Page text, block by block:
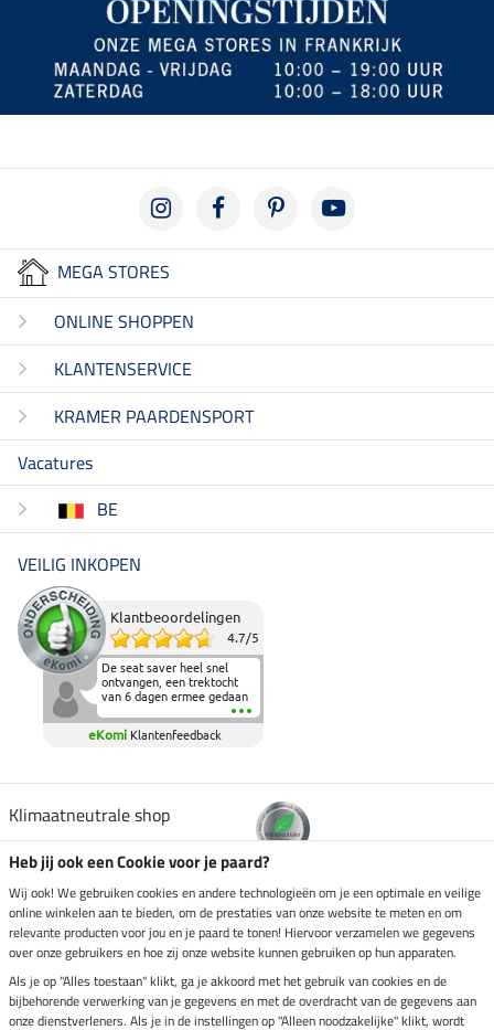
MEGA STORES
ONLINE SHOPPEN
KLANTENSERVICE
KRAMER PAARDENSPORT
Vacatures
BE
VEILIG INKOPEN
Klantbeoordelingen
4.7/5
De seat saver heel snel
ontvangen, een trektocht
van 6 dagen ermee gedaan
en deze heeft de beproeving
fantastisch doorstaan.
Heerlijk zacht om op te
elkaar in het zadel.
eKomi Klantenfeedback
Klimaatneutrale shop
Verzending per
Veilig betalen met
Heb jij ook een Cookie voor je paard?
Wij ook! We gebruiken cookies en andere technologieën om je een optimale en veilige
online winkelen aan te bieden, om de prestaties van onze website te meten en om
relevante producten voor jou en je paard te tonen! Hiervoor verzamelen we gegevens
over onze gebruikers en hoe zij onze website kunnen gebruiken op hun apparaten.
Als je op "Alles toestaan" klikt, ga je akkoord met het gebruik van cookies en de
bijbehorende verwerking van je gegevens en met de overdracht van de gegevens aan
onze dienstverleners. Als je in de instellingen op "Alleen noodzakelijke" klikt, wordt